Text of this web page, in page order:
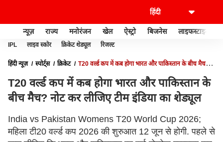
न्यूज़ राज्य मनोरंजन खेल ऐस्ट्रो बिजनेस लाइफस्टाइल
IPL लाइव स्कोर क्रिकेट शेड्यूल रिजल्ट
हिंदी न्यूज़ स्पोर्ट्स क्रिकेट
T20 वर्ल्ड कप में कब होगा भारत और पाकिस्तान के बीच मैच?
T20 वर्ल्ड कप में कब होगा भारत और पाकिस्तान के
बीच मैच? नोट कर लीजिए टीम इंडिया का शेड्यूल
India vs Pakistan Womens T20 World Cup 2026;
महिला टी20 वर्ल्ड कप 2026 की शुरुआत 12 जून से होगी. पहले से